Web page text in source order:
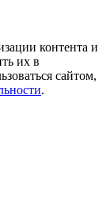
контента и
их в
сайтом,
.